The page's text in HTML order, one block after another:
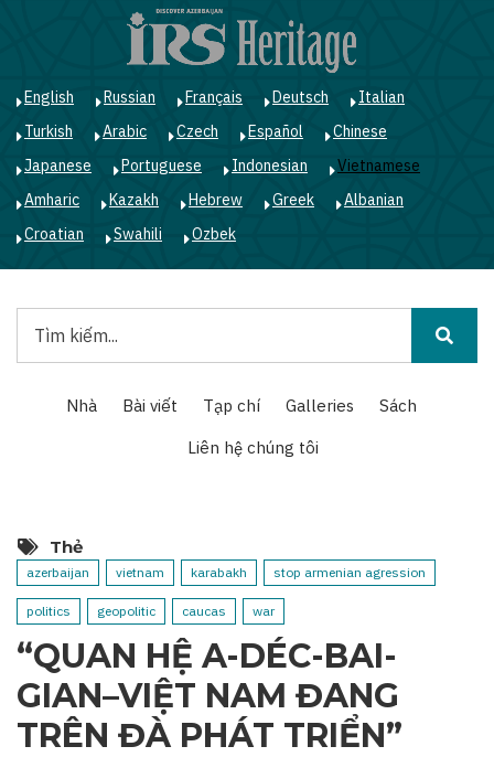
English Russian Français Deutsch
Italian
Turkish
Arabic Czech Español
Chinese
Japanese
Portuguese Indonesian
Vietnamese
Amharic
Kazakh Hebrew Greek
Albanian
Croatian
Swahili Ozbek
kiếm
navigation
Nhà Bài viết Tạp chí Galleries
Sách
Liên hệ chúng tôi
Thẻ
azerbaijan vietnam karabakh stop armenian agression
politics geopolitic caucas war
“QUAN HỆ A-DÉC-BAI-
GIAN–VIỆT NAM ĐANG
TRÊN ĐÀ PHÁT TRIỂN”